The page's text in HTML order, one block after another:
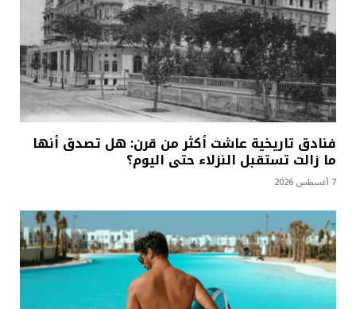
فنادق تاريخية عاشت أكثر من قرن: هل تصدق أنها
ما زالت تستقبل النزلاء حتى اليوم؟
7 أغسطس 2026